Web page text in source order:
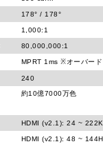
178° / 178°
1,000:1
80,000,000:1
MPRT 1ms ※オーバー
240
約10億7000万色
HDMI (v2.1): 24 ~
HDMI (v2.1): 48 ~